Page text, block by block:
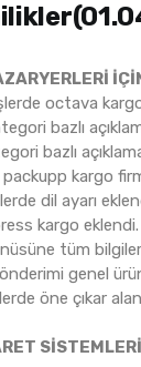
octava
bazlı
bazlı
kargo
dil ayarı
kargo eklendi.
tüm
genel ürün
öne çıkar